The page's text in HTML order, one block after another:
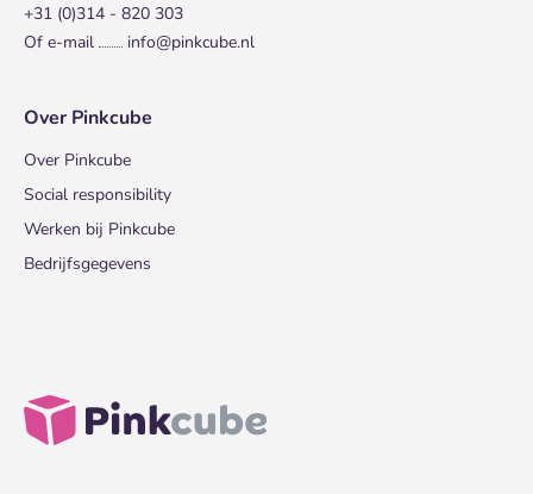
+31 (0)314 - 820 303
Of e-mail
info@pinkcube.nl
Over Pinkcube
Over Pinkcube
Social responsibility
Werken bij Pinkcube
Bedrijfsgegevens